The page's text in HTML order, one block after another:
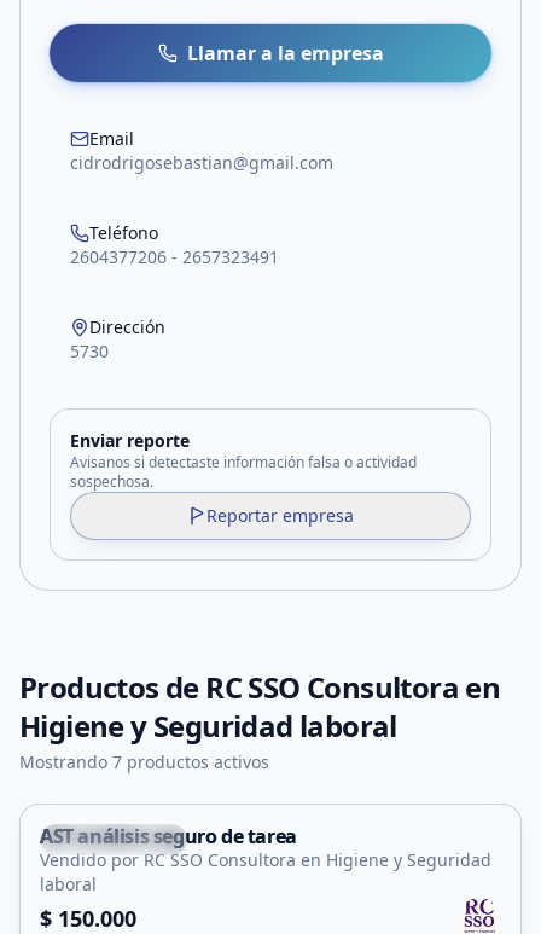
Llamar a la empresa
Email
cidrodrigosebastian@gmail.com
Teléfono
2604377206 - 2657323491
Dirección
5730
Enviar reporte
Avisanos si detectaste información falsa o actividad
sospechosa.
Reportar empresa
Productos de RC SSO Consultora en
Higiene y Seguridad laboral
Mostrando 7 productos activos
Villa Mercedes
Servicio
AST análisis seguro de tarea
Vendido por RC SSO Consultora en Higiene y Seguridad
laboral
$ 150.000